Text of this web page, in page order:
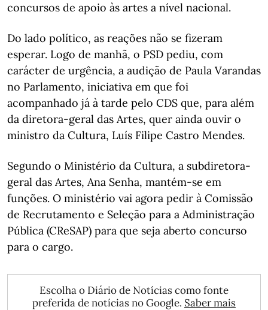
concursos de apoio às artes a nível nacional.
Do lado político, as reações não se fizeram
esperar. Logo de manhã, o PSD pediu, com
carácter de urgência, a audição de Paula Varandas
no Parlamento, iniciativa em que foi
acompanhado já à tarde pelo CDS que, para além
da diretora-geral das Artes, quer ainda ouvir o
ministro da Cultura, Luís Filipe Castro Mendes.
Segundo o Ministério da Cultura, a subdiretora-
geral das Artes, Ana Senha, mantém-se em
funções. O ministério vai agora pedir à Comissão
de Recrutamento e Seleção para a Administração
Pública (CReSAP) para que seja aberto concurso
para o cargo.
Escolha o Diário de Notícias como fonte
preferida de notícias no Google. Saber mais